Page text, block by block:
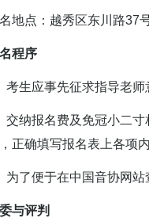
点：越秀区东川路37
程序
应事先征求指导老师
报名费及免冠小二寸
正确填写报名表上各项
便于在中国音协网站
与评判